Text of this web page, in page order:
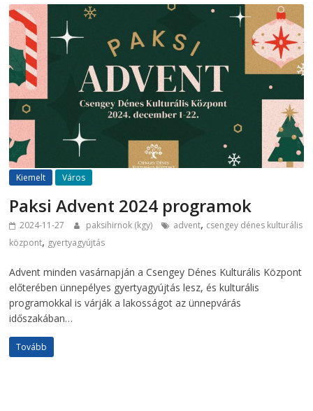
Kiemelt Város
Paksi Advent 2024 programok
2024-11-27 paksihirnok (kgy) advent, csengey dénes kulturális
központ, gyertyagyújtás
Advent minden vasárnapján a Csengey Dénes Kulturális Központ
előterében ünnepélyes gyertyagyújtás lesz, és kulturális
programokkal is várják a lakosságot az ünnepvárás
időszakában…
Tovább